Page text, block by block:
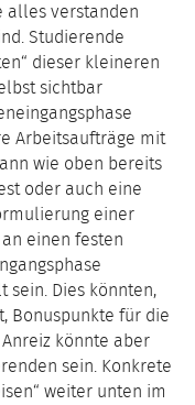
alles verstanden
Studierende
dieser kleineren
sichtbar
Arbeitsaufträge mit
wie oben bereits
oder auch eine
einer
einen festen
sein. Dies könnten,
Bonuspunkte für die
könnte aber
sein. Konkrete
weiter unten im